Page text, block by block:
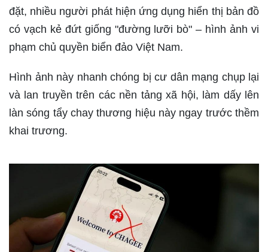
đặt, nhiều người phát hiện ứng dụng hiển thị bản đồ
có vạch kẻ đứt giống "đường lưỡi bò" – hình ảnh vi
phạm chủ quyền biển đảo Việt Nam.
Hình ảnh này nhanh chóng bị cư dân mạng chụp lại
và lan truyền trên các nền tảng xã hội, làm dấy lên
làn sóng tẩy chay thương hiệu này ngay trước thềm
khai trương.